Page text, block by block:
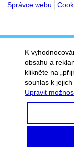
Správce webu
K
obsahu a
klikněte na
souhlas k jejich
Upravit